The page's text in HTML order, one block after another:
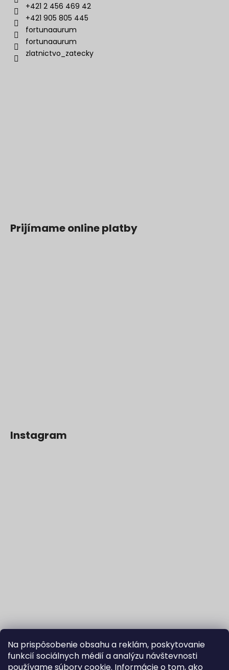
Na prispôsobenie obsahu a reklám, poskytovanie
funkcií sociálnych médií a analýzu návštevnosti
používame súbory cookie. Informácie o tom, ako
+421 2 456 469 42
+421 905 805 445
fortunaaurum
fortunaaurum
zlatnictvo_zatecky
Prijímame online platby
Instagram